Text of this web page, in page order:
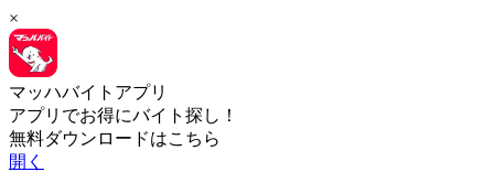
×
マッハバイトアプリ
アプリでお得にバイト探し！
無料ダウンロードはこちら
開く